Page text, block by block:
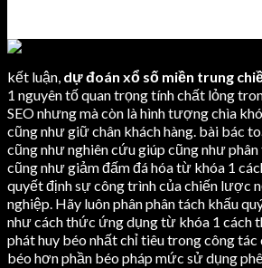
kết luận, dự đoán xổ số miền trung
1 nguyên tố quan trọng tính chất lỏng
SEO nhưng mà còn là hình tượng chìa
cũng như giữ chân khách hàng. bài bác
cũng như nghiên cứu giúp cũng như
cũng như giảm đấm đá hóa từ khóa 1
quyết định sự công trình của chiến lược
nghiệp. Hãy luôn phân phân tách khấu
như cách thức ứng dụng từ khóa 1 cách
phát huy béo nhất chỉ tiêu trong công
béo hơn phần béo pháp mức sử dụng